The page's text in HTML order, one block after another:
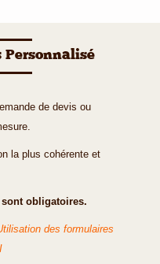
Personnalisé
de devis ou
la plus cohérente et
sont obligatoires.
des formulaires